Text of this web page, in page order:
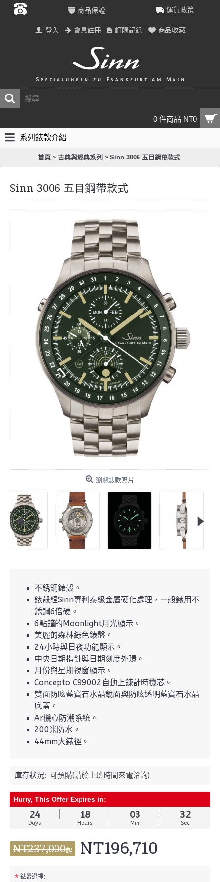
商品保證 運貨政策
登入 會員註冊 訂購記錄 商品收藏
0 件商品 NT0
系列錶款介紹
首頁 » 古典與經典系列 » Sinn 3006 五目鋼帶款式
Sinn 3006 五目鋼帶款式
瀏覽錶款照片
不銹鋼錶殼。
錶殼經Sinn專利泰級金屬硬化處理，一般錶用不
銹鋼6倍硬。
6點鐘的Moonlight月光顯示。
美麗的森林綠色錶盤。
24小時與日夜功能顯示。
中央日期指針與日期刻度外環。
月份與星期視窗顯示。
Concepto C99002自動上鍊計時機芯。
雙面防眩藍寶石水晶鏡面與防眩透明藍寶石水晶
底蓋。
Ar機心防潮系統。
200米防水。
44mm大錶徑。
庫存狀況: 可預購(請於上班時間來電洽詢)
Hurry, This Offer Expires in:
24
Days
18
Hours
03
Min
31
Sec
NT237,000起 NT196,710
* 錶帶選擇: